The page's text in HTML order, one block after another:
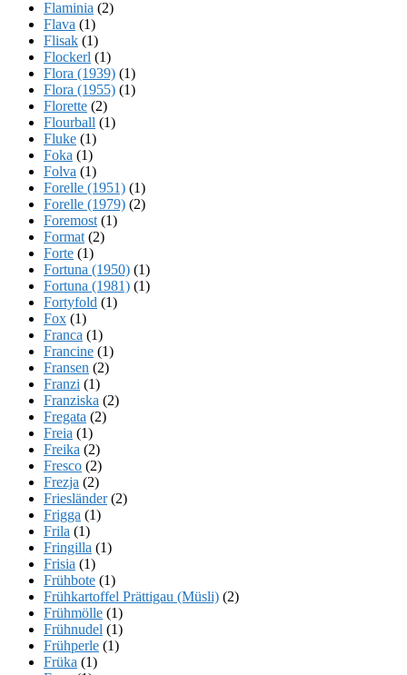
Flaminia (2)
Flava (1)
Flisak (1)
Flockerl (1)
Flora (1939) (1)
Flora (1955) (1)
Florette (2)
Flourball (1)
Fluke (1)
Foka (1)
Folva (1)
Forelle (1951) (1)
Forelle (1979) (2)
Foremost (1)
Format (2)
Forte (1)
Fortuna (1950) (1)
Fortuna (1981) (1)
Fortyfold (1)
Fox (1)
Franca (1)
Francine (1)
Fransen (2)
Franzi (1)
Franziska (2)
Fregata (2)
Freia (1)
Freika (2)
Fresco (2)
Frezja (2)
Friesländer(2)
Frigga (1)
Frila (1)
Fringilla (1)
Frisia (1)
Frühbote (1)
Frühkartoffel Prättigau (Müsli) (2)
Frühmölle (1)
Frühnudel (1)
Frühperle (1)
Früka (1)